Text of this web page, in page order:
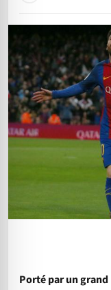
Porté par un grand